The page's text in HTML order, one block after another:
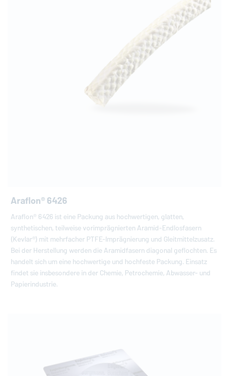
Araflon® 6426
Araflon® 6426 ist eine Packung aus hochwertigen, glatten,
synthetischen, teilweise vorimprägnierten Aramid-Endlosfasern
(Kevlar®) mit mehrfacher PTFE-Imprägnierung und Gleitmittelzusatz.
Bei der Herstellung werden die Aramidfasern diagonal geflochten. Es
handelt sich um eine hochwertige und hochfeste Packung. Einsatz
findet sie insbesondere in der Chemie, Petrochemie, Abwasser- und
Papierindustrie.